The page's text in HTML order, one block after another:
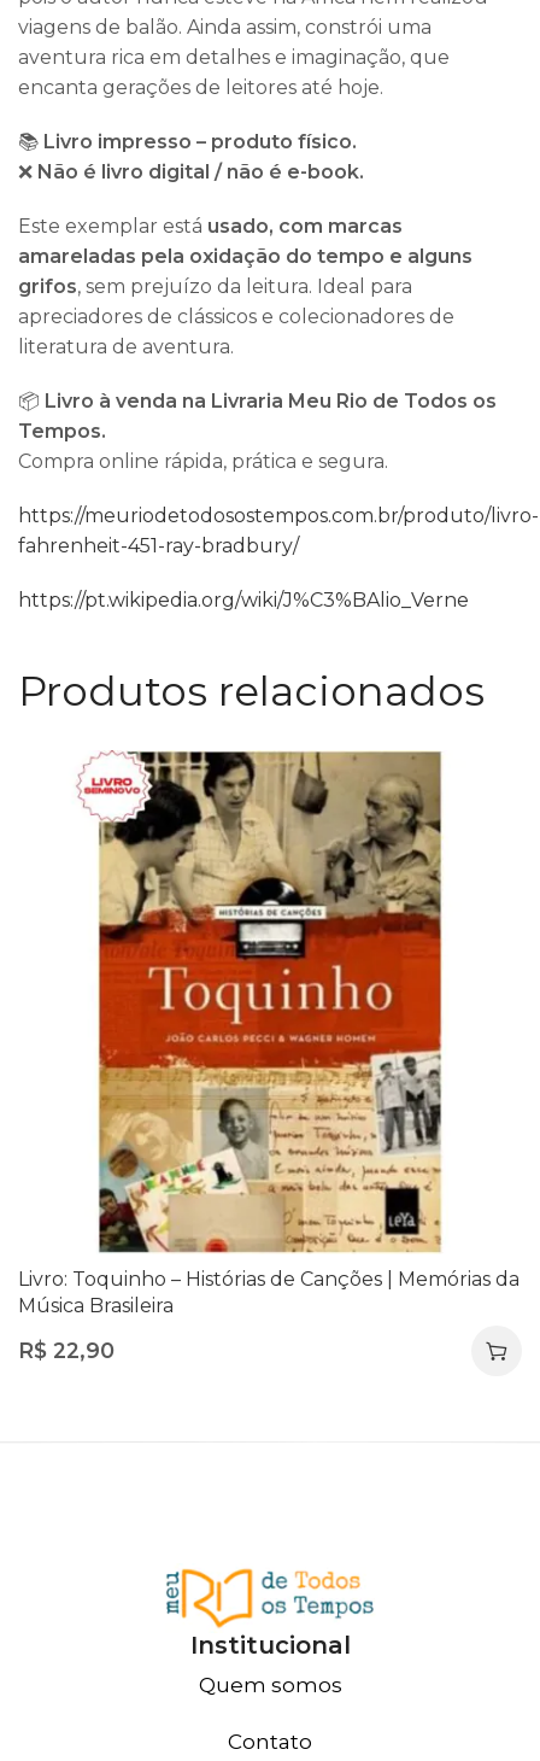
viagens de balão. Ainda assim, constrói uma
aventura rica em detalhes e imaginação, que
encanta gerações de leitores até hoje.
📚 Livro impresso – produto físico.
❌ Não é livro digital / não é e-book.
Este exemplar está usado, com marcas
amareladas pela oxidação do tempo e alguns
grifos, sem prejuízo da leitura. Ideal para
apreciadores de clássicos e colecionadores de
literatura de aventura.
📦 Livro à venda na Livraria Meu Rio de Todos os
Tempos.
Compra online rápida, prática e segura.
https://meuriodetodosostempos.com.br/produto/livro-
fahrenheit-451-ray-bradbury/
https://pt.wikipedia.org/wiki/J%C3%BAlio_Verne
Produtos relacionados
Livro: Toquinho – Histórias de Canções | Memórias da
Música Brasileira
R$ 22,90
Institucional
Quem somos
Contato